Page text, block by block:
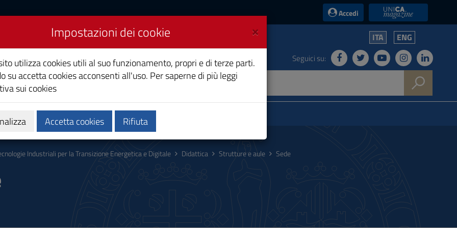
Accedi UniCA News
Elettriche e ITA ENG
Seguici su:
Calendari e orari Qualità e miglioramento
Industriali per la Transizione Energetica e Digitale Didattica Strutture e aule Sede
×
Impostazioni dei cookie
utilizza cookies utili al suo funzionamento, propri e di terze parti.
su accetta cookies acconsenti all'uso. Per saperne di più leggi
sui cookies
Accetta cookies Rifiuta